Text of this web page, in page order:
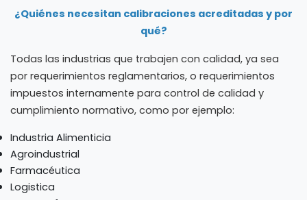
¿Quiénes necesitan calibraciones acreditadas y por
qué?
Todas las industrias que trabajen con calidad, ya sea
por requerimientos reglamentarios, o requerimientos
impuestos internamente para control de calidad y
cumplimiento normativo, como por ejemplo:
Industria Alimenticia
Agroindustrial
Farmacéutica
Logistica